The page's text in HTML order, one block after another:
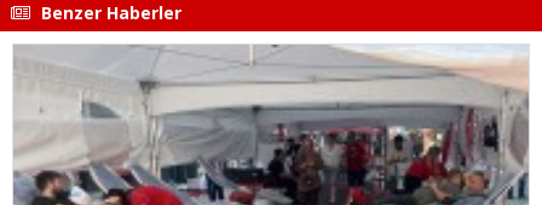
Benzer Haberler